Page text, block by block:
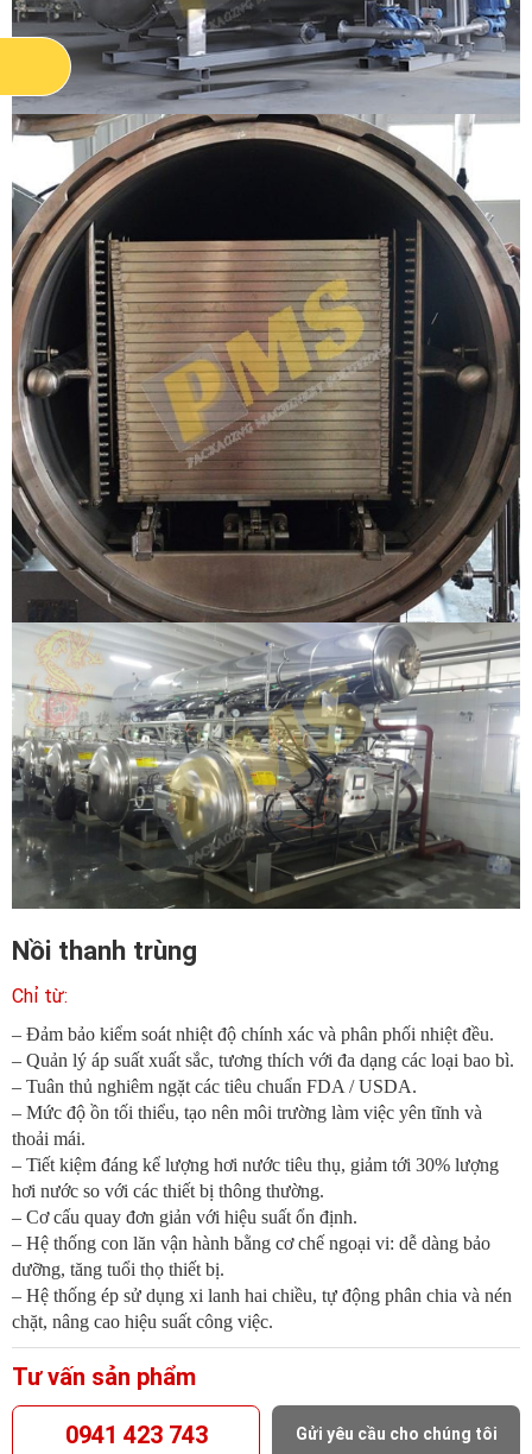
Nồi thanh trùng
– Đảm bảo kiểm soát nhiệt độ chính xác và phân phối nhiệt đều.
– Quản lý áp suất xuất sắc, tương thích với đa dạng các loại bao bì.
– Tuân thủ nghiêm ngặt các tiêu chuẩn FDA / USDA.
– Mức độ ồn tối thiểu, tạo nên môi trường làm việc yên tĩnh và
thoải mái.
– Tiết kiệm đáng kể lượng hơi nước tiêu thụ, giảm tới 30% lượng
hơi nước so với các thiết bị thông thường.
– Cơ cấu quay đơn giản với hiệu suất ổn định.
– Hệ thống con lăn vận hành bằng cơ chế ngoại vi: dễ dàng bảo
dưỡng, tăng tuổi thọ thiết bị.
– Hệ thống ép sử dụng xi lanh hai chiều, tự động phân chia và nén
chặt, nâng cao hiệu suất công việc.
Tư vấn sản phẩm
0941 423 743 Gửi yêu cầu cho chúng tôi